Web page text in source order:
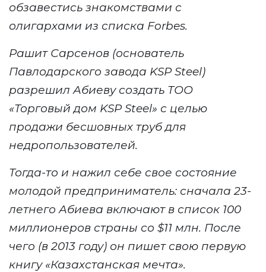
обзавестись знакомствами с
олигархами из списка Forbes.
Рашит Сарсенов (основатель
Павлодарского завода KSP Steel)
разрешилАбиеву создать ТОО
«Торговый дом KSP Steel» с целью
продажи бесшовных трубдля
недропользователей.
Тогда-то и нажил себе свое состояние
молодой предприниматель: сначала 23-
летнего Абиева включают в список 100
миллионеров страны со $11 млн. После
чего (в 2013 году) он пишет свою первую
книгу «Казахстанская мечта».